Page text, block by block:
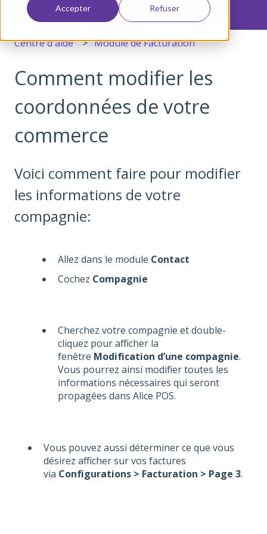
Accepter Refuser
Centre d'aide Module de Facturation
Comment modifier les
coordonnées de votre
commerce
Voici comment faire pour modifier
les informations de votre
compagnie:
Allez dans le module Contact
Cochez Compagnie
Cherchez votre compagnie et double-
cliquez pour afficher la
fenêtre Modification d’une compagnie.
Vous pourrez ainsi modifier toutes les
informations nécessaires qui seront
propagées dans Alice POS.
Vous pouvez aussi déterminer ce que vous
désirez afficher sur vos factures
via Configurations > Facturation > Page 3.